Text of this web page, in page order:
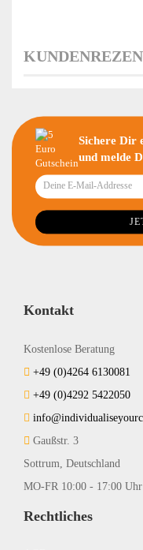
Sichere Dir
und melde
Kontakt
Kostenlose Beratung
+49 (0)4264 6130081
+49 (0)4292 5422050
Gaußstr. 3
Sottrum, Deutschland
MO-FR 10:00 - 17:00 Uhr
Rechtliches